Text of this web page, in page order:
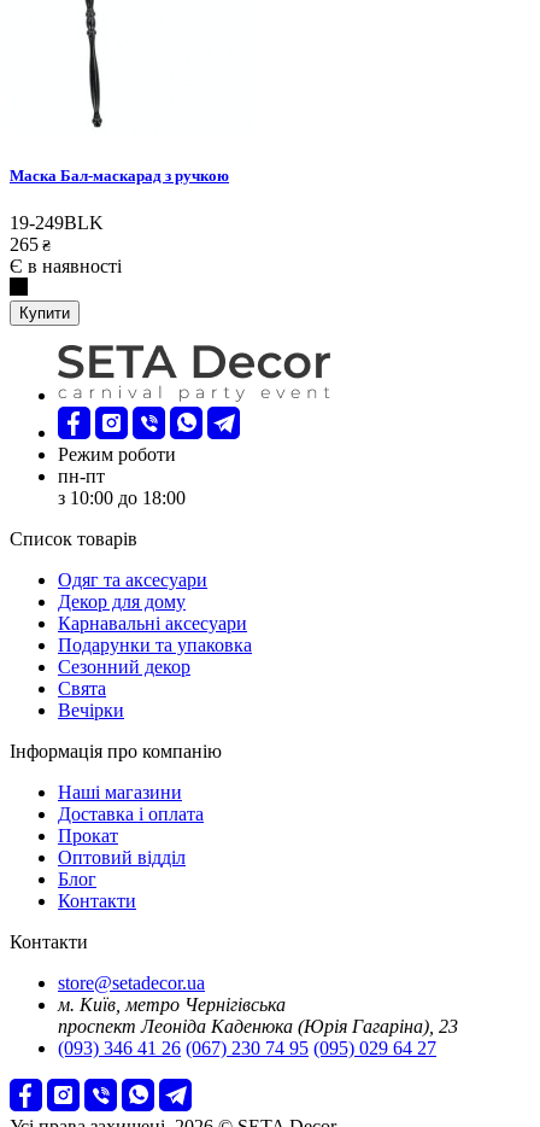
Маска Бал-маскарад з ручкою
19-249BLK
265 ₴
Є в наявності
Купити
Режим роботи
пн-пт
з 10:00 до 18:00
Список товарів
Oдяг та аксесуари
Декор для дому
Карнавальні аксесуари
Подарунки та упаковка
Сезонний декор
Свята
Вечірки
Інформація про компанію
Наші магазини
Доставка і оплата
Прокат
Оптовий відділ
Блог
Контакти
Контакти
store@setadecor.ua
м. Київ, метро Чернігівська
проспект Леоніда Каденюка (Юрія Гагаріна), 23
(093) 346 41 26 (067) 230 74 95 (095) 029 64 27